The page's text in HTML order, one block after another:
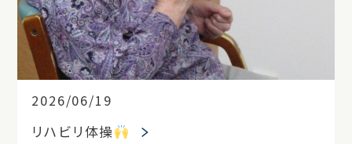
2026/06/19
リハビリ体操